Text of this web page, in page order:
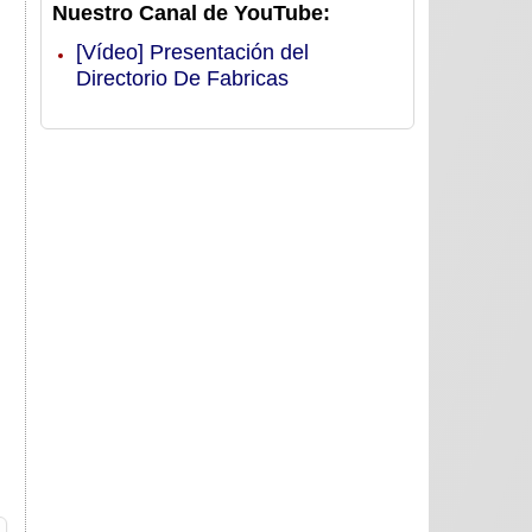
Nuestro Canal de YouTube:
[Vídeo] Presentación del
Directorio De Fabricas